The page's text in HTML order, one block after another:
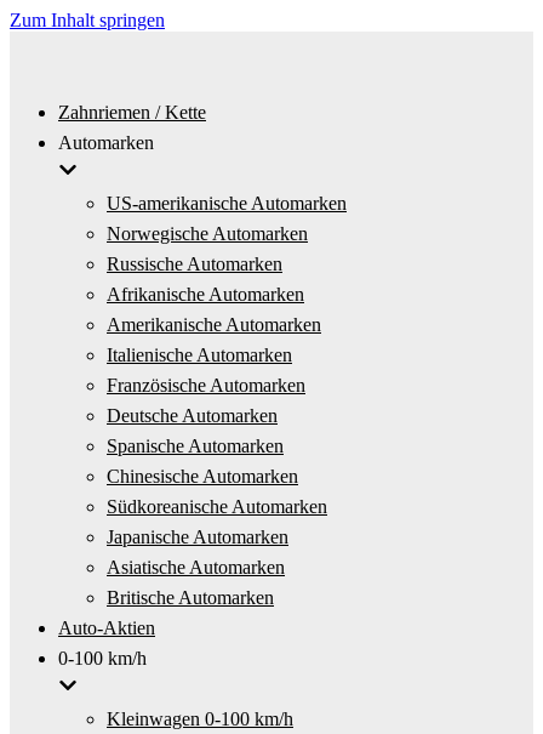
Zum Inhalt springen
Zahnriemen / Kette
Automarken
US-amerikanische Automarken
Norwegische Automarken
Russische Automarken
Afrikanische Automarken
Amerikanische Automarken
Italienische Automarken
Französische Automarken
Deutsche Automarken
Spanische Automarken
Chinesische Automarken
Südkoreanische Automarken
Japanische Automarken
Asiatische Automarken
Britische Automarken
Auto-Aktien
0-100 km/h
Kleinwagen 0-100 km/h